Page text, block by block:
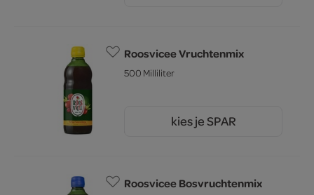
Roosvicee Vruchtenmix
500 Milliliter
kies je SPAR
Roosvicee Bosvruchtenmix